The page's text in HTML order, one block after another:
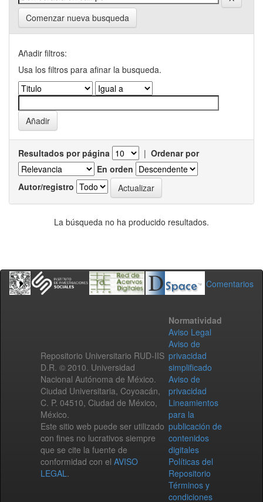
Comenzar nueva busqueda
Añadir filtros:
Usa los filtros para afinar la busqueda.
Resultados por página | Ordenar por
En orden
Autor/registro
La búsqueda no ha producido resultados.
Comentarios
Repositorio Universitario RUD-IIS
D.R. © 2010. Universidad
Nacional Autónoma de México.
Ciudad Universitaria, Coyoacán,
C. P. 04510, Ciudad de México,
México.
Este sitio web puede ser utilizado
con fines no lucrativos siempre
que se cite la fuente de
conformidad con el AVISO
LEGAL.
Normatividad
Aviso Legal
Aviso de
privacidad
simplificado
Aviso de
privacidad
Lineamientos
para la
publicación de
contenidos
digitales
Políticas del
Repositorio
Términos y
condiciones